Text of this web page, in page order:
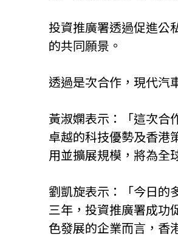
投資推廣署透過促進公
的共同願景。
透過是次合作，現代汽
黃淑嫻表示：「這次合
卓越的科技優勢及香港
用並擴展規模，將為全
劉凱旋表示：「今日的
三年，投資推廣署成功
色發展的企業而言，香